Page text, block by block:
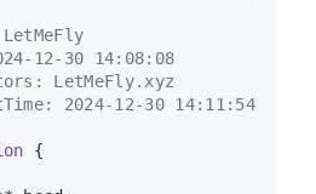
12-30 14:08:08
LetMeFly.xyz
2024-12-30 14:11:54
{